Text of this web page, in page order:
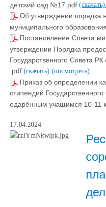
детский сад №17.pdf (скачать)
Об утверждении порядка
муниципального
Постановление Совета
утверждении Порядка
Государственного Совета
.pdf (скачать) (посмотреть)
Приказ об определении
стипендий
одарённым учащимся 10-11
17.04.2024